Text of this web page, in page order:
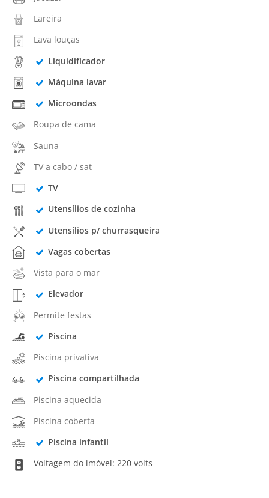
Lareira
Lava louças
Liquidificador
Máquina lavar
Microondas
Roupa de cama
Sauna
TV a cabo / sat
TV
Utensílios de cozinha
Utensílios p/ churrasqueira
Vagas cobertas
Vista para o mar
Elevador
Permite festas
Piscina
Piscina privativa
Piscina compartilhada
Piscina aquecida
Piscina coberta
Piscina infantil
Voltagem do imóvel: 220 volts